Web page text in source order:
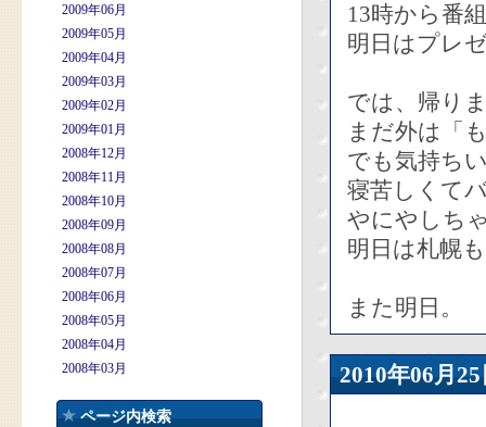
2009年06月
2009年05月
2009年04月
2009年03月
2009年02月
2009年01月
2008年12月
2008年11月
2008年10月
2008年09月
2008年08月
2008年07月
2008年06月
2008年05月
2008年04月
2008年03月
ページ内検索
13時から番
明日はプレ
では、帰り
まだ外は「
でも気持ち
寝苦しくて
やにやしち
明日は札幌
また明日。
2010年06